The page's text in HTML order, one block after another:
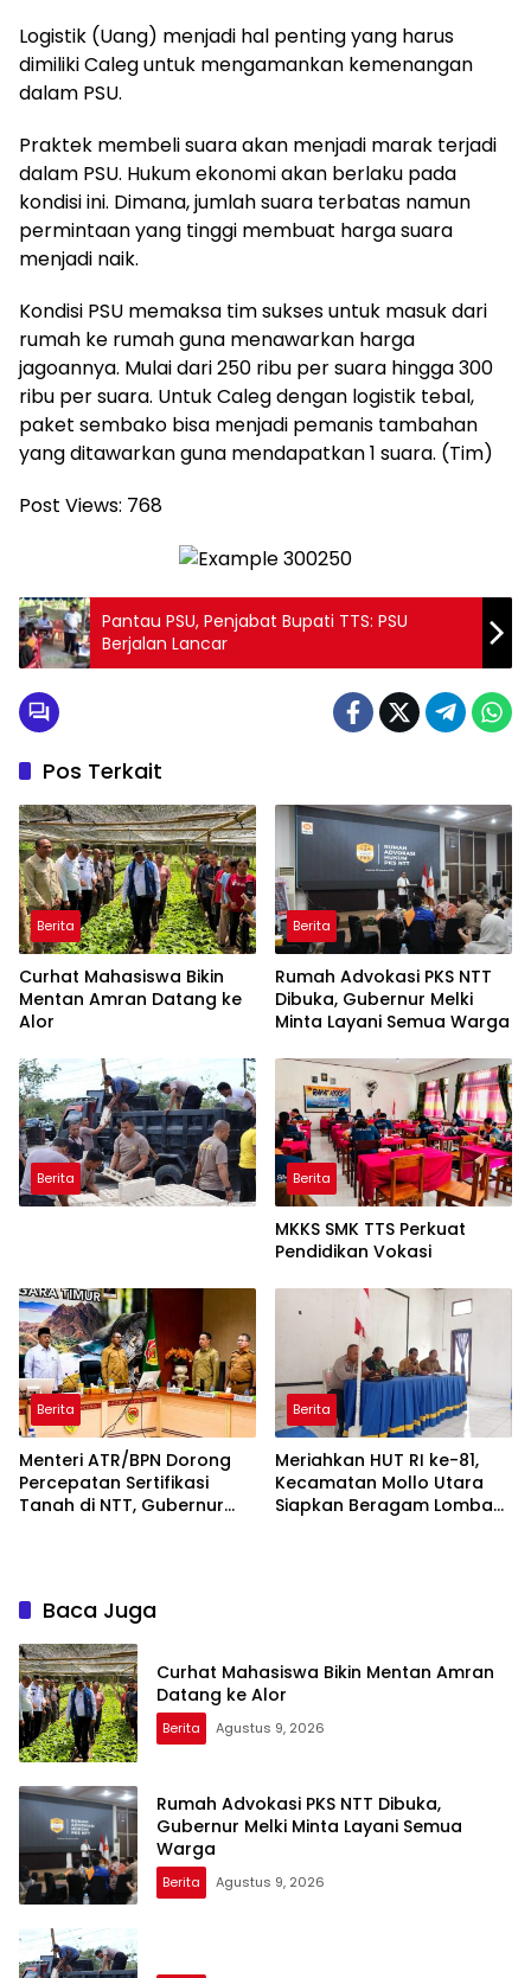
Logistik (Uang) menjadi hal penting yang harus
dimiliki Caleg untuk mengamankan kemenangan
dalam PSU.
Praktek membeli suara akan menjadi marak terjadi
dalam PSU. Hukum ekonomi akan berlaku pada
kondisi ini. Dimana, jumlah suara terbatas namun
permintaan yang tinggi membuat harga suara
menjadi naik.
Kondisi PSU memaksa tim sukses untuk masuk dari
rumah ke rumah guna menawarkan harga
jagoannya. Mulai dari 250 ribu per suara hingga 300
ribu per suara. Untuk Caleg dengan logistik tebal,
paket sembako bisa menjadi pemanis tambahan
yang ditawarkan guna mendapatkan 1 suara. (Tim)
Post Views: 768
Pantau PSU, Penjabat Bupati TTS: PSU
Berjalan Lancar
Pos Terkait
Berita
Curhat Mahasiswa Bikin
Mentan Amran Datang ke
Alor
Berita
Rumah Advokasi PKS NTT
Dibuka, Gubernur Melki
Minta Layani Semua Warga
Berita Berita
MKKS SMK TTS Perkuat
Pendidikan Vokasi
Berita
Menteri ATR/BPN Dorong
Percepatan Sertifikasi
Tanah di NTT, Gubernur
Berita
Meriahkan HUT RI ke-81,
Kecamatan Mollo Utara
Siapkan Beragam Lomba
Baca Juga
Curhat Mahasiswa Bikin Mentan Amran
Datang ke Alor
Berita Agustus 9, 2026
Rumah Advokasi PKS NTT Dibuka,
Gubernur Melki Minta Layani Semua
Warga
Berita Agustus 9, 2026